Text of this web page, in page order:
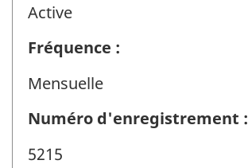
Active
Fréquence :
Mensuelle
Numéro d'enregistrement :
5215